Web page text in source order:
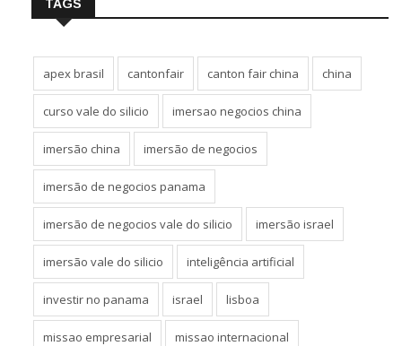
TAGS
apex brasil cantonfair canton fair china china
curso vale do silicio imersao negocios china
imersão china imersão de negocios
imersão de negocios panama
imersão de negocios vale do silicio imersão israel
imersão vale do silicio inteligência artificial
investir no panama israel lisboa
missao empresarial missao internacional